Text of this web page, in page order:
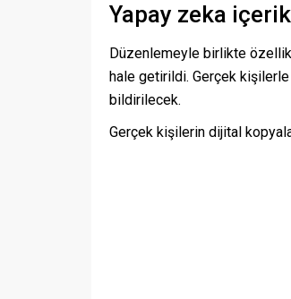
Yapay zeka
Düzenlemeyle birlikte
hale getirildi. Gerçek
bildirilecek.
Gerçek kişilerin dijital